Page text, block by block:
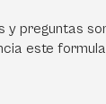
y preguntas
este